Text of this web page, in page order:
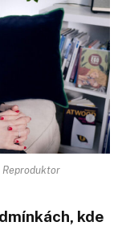
Reproduktor
kde